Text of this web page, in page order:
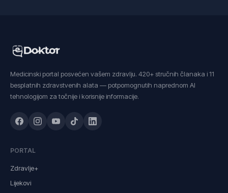
Medicinski portal posvećen vašem zdravlju. 420+ stručnih članaka i 11
besplatnih zdravstvenih alata — potpomognutih naprednom AI
tehnologijom za točnije i korisnije informacije.
PORTAL
Zdravlje+
Lijekovi